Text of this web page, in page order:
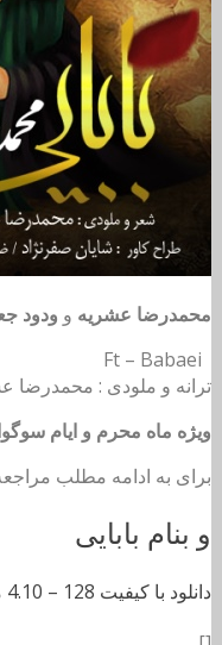
محمدرضا عشریه و ودود
ترانه و ملودی : محمدرضا
ویژه ماه محرم و ایام
برای به ادامه مطلب
و بنام بابایی
دانلود با کیفیت 128 –
4.10 مگابایت